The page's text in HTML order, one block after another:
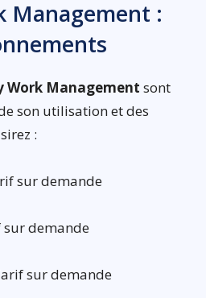
Management :
Work Management sont
son utilisation et des
:
sur demande
sur demande
sur demande